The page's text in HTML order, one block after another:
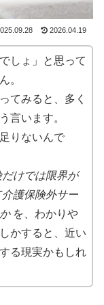
2026.04.19
しょ」と思って
。
てみると、多く
言います。
りないんで
けでは限界が
介護保険外サー
を、わかりや
かすると、近い
る現実かもしれ